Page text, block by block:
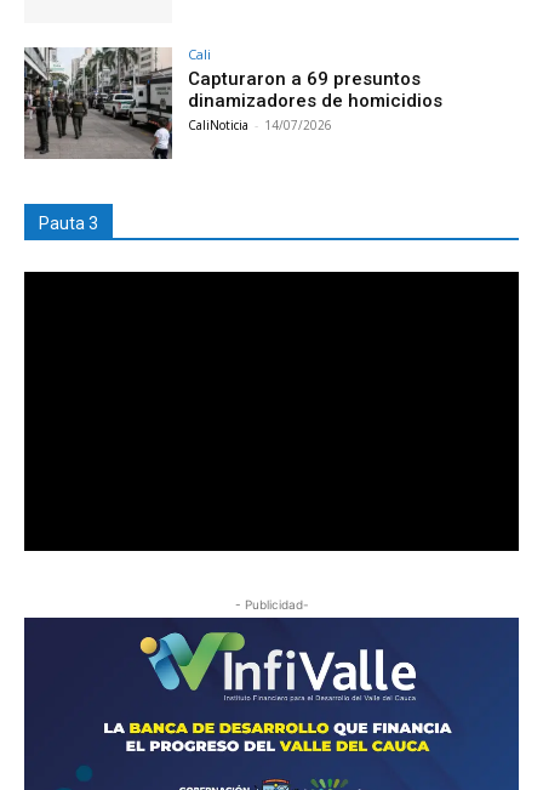
Cali
Capturaron a 69 presuntos
dinamizadores de homicidios
CaliNoticia - 14/07/2026
Pauta 3
- Publicidad-